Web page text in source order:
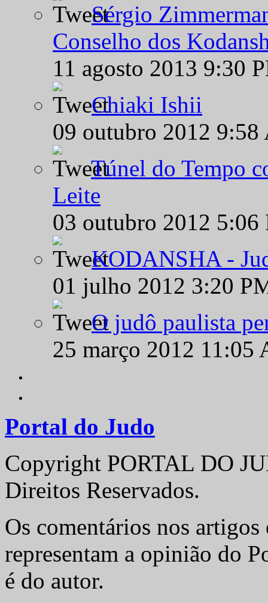
Sérgio
Conselho dos
11 agosto 2013 9:30
Chiaki Ishii
09 outubro 2012
Túnel do Tempo
Leite
03 outubro 2012
KODANSHA -
01 julho 2012 3:20
O judô paulista
25 março 2012
Portal do Judo
Copyright PORTAL DO
Direitos Reservados.
Os comentários nos artigos
representam a opinião do
é do autor.